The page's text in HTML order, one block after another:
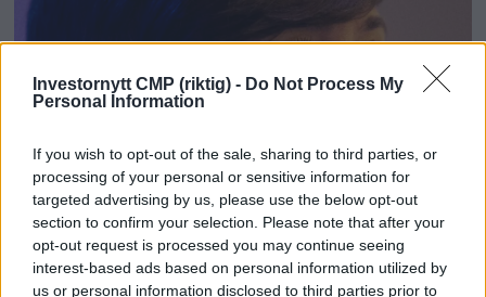
Investornytt CMP (riktig) - Do Not Process My
Personal Information
If you wish to opt-out of the sale, sharing to third parties, or
processing of your personal or sensitive information for
targeted advertising by us, please use the below opt-out
section to confirm your selection. Please note that after your
opt-out request is processed you may continue seeing
interest-based ads based on personal information utilized by
us or personal information disclosed to third parties prior to
Høyre sier nei til mer
billig bensin